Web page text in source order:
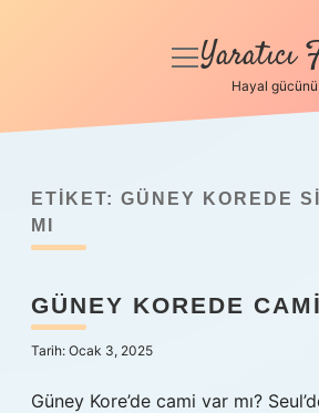
Anasayfa
menüyü
Yaratıcı
Hayal
ETIKET: GÜNEY KOREDE
MI
GÜNEY KOREDE
Tarih: Ocak 3, 2025
Güney Kore’de cami var mı?